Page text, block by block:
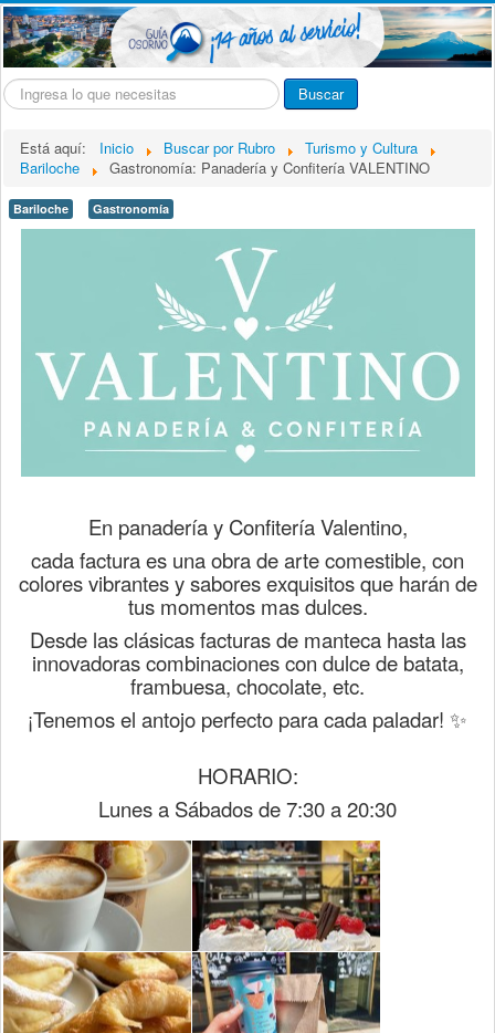
Buscar... Buscar
Está aquí: Inicio Buscar por Rubro
Turismo y Cultura
Bariloche
Gastronomía: Panadería y Confitería VALENTINO
Bariloche Gastronomía
En panadería y Confitería Valentino,
cada factura es una obra de arte comestible, con
colores vibrantes y sabores exquisitos que harán de
tus momentos mas dulces.
Desde las clásicas facturas de manteca hasta las
innovadoras combinaciones con dulce de batata,
frambuesa, chocolate, etc.
¡Tenemos el antojo perfecto para cada paladar! ✨
HORARIO:
Lunes a Sábados de 7:30 a 20:30